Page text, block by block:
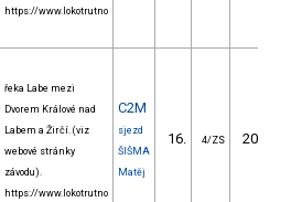
https://www.lokotrutno
řeka Labe mezi
Dvorem Králové nad
Labem a Žirčí. (viz
webové stránky
závodu).
https://www.lokotrutno
C2M
sjezd
ŠIŠMA
Matěj
16. 4/ZS 208.47